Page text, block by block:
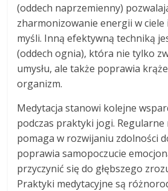
(oddech naprzemienny)
zharmonizowanie energii w
myśli. Inną efektywną techniką
(oddech ognia), która nie tylko
umysłu, ale także poprawia
organizm.
Medytacja stanowi kolejne
podczas praktyki jogi. Regularne
pomaga w rozwijaniu zdolności
poprawia samopoczucie
przyczynić się do głębszego
Praktyki medytacyjne są